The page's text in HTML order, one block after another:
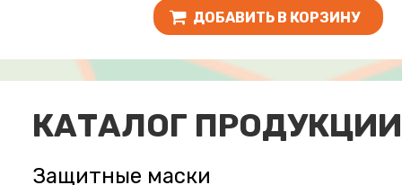
ДОБАВИТЬ В КОРЗИНУ
КАТАЛОГ ПРОДУКЦИИ
Защитные маски